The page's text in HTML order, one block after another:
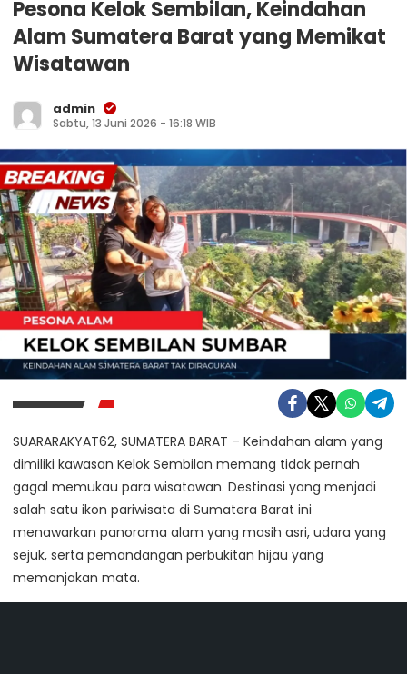
Pesona Kelok Sembilan, Keindahan
Alam Sumatera Barat yang Memikat
Wisatawan
admin
Sabtu, 13 Juni 2026 - 16:18 WIB
SUARARAKYAT62, SUMATERA BARAT – Keindahan alam yang
dimiliki kawasan Kelok Sembilan memang tidak pernah
gagal memukau para wisatawan. Destinasi yang menjadi
salah satu ikon pariwisata di Sumatera Barat ini
menawarkan panorama alam yang masih asri, udara yang
sejuk, serta pemandangan perbukitan hijau yang
memanjakan mata.